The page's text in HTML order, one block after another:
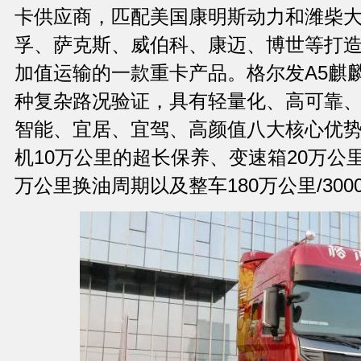
卡供应商，匹配美国康明斯动力和潍柴
孚、萨克斯、威伯科、康迈、博世等打
加值运输的一款重卡产品。格尔发A5麒
种复杂路况验证，具有轻量化、高可靠
智能、宜居、宜驾、高颜值八大核心优
机10万公里的超长保养、变速箱20万公
万公里换油周期以及整车180万公里/